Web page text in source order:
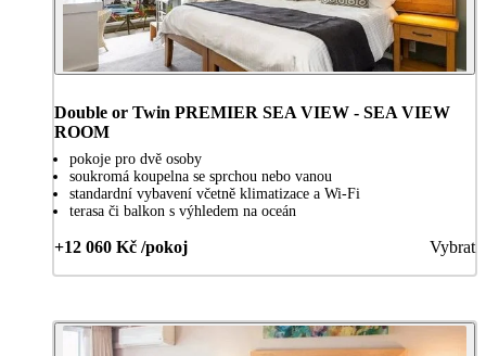
Double or Twin PREMIER SEA VIEW - SEA VIEW
ROOM
pokoje pro dvě osoby
soukromá koupelna se sprchou nebo vanou
standardní vybavení včetně klimatizace a Wi-Fi
terasa či balkon s výhledem na oceán
+12 060 Kč /pokoj Vybrat